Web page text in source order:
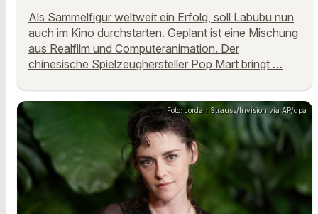
Als Sammelfigur weltweit ein Erfolg, soll Labubu nun
auch im Kino durchstarten. Geplant ist eine Mischung
aus Realfilm und Computeranimation. Der
chinesische Spielzeughersteller Pop Mart bringt …
Foto: Jordan Strauss/Invision via AP/dpa